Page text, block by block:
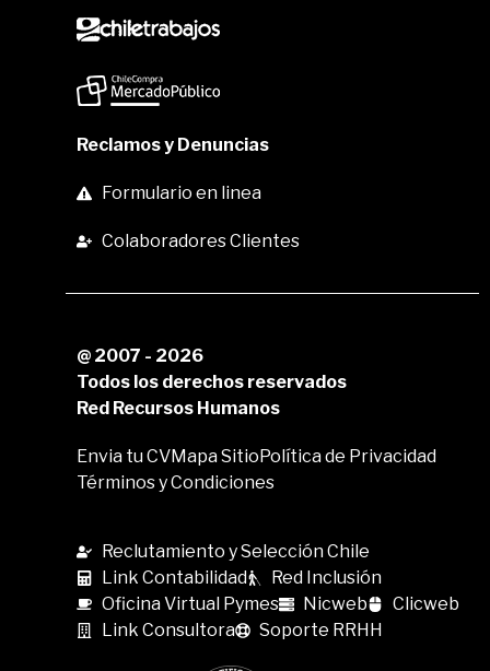
Reclamos y Denuncias
Formulario en linea
Colaboradores Clientes
@ 2007 - 2026
Todos los derechos reservados
Red Recursos Humanos
Envia tu CVMapa SitioPolítica de Privacidad
Términos y Condiciones
Reclutamiento y Selección Chile
Link Contabilidad
Red Inclusión
Oficina Virtual Pymes
Nicweb
Clicweb
Link Consultora
Soporte RRHH